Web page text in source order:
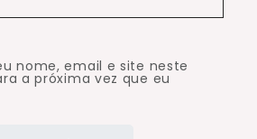
nome, email e site neste
a próxima vez que eu